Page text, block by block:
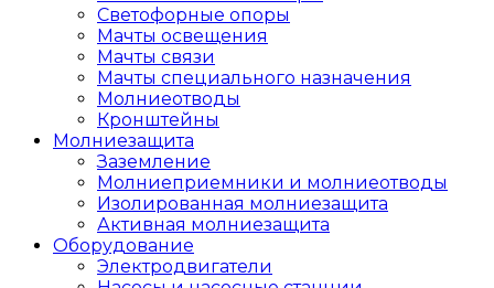
Светофорные опоры
Мачты освещения
Мачты связи
Мачты специального назначения
Молниеотводы
Кронштейны
Молниезащита
Заземление
Молниеприемники и молниеотводы
Изолированная молниезащита
Активная молниезащита
Оборудование
Электродвигатели